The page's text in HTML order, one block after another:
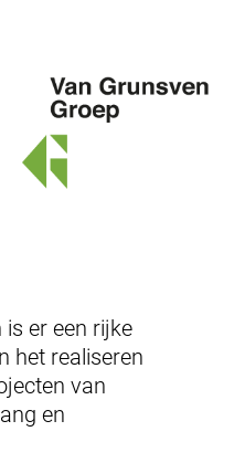
is er een rijke
het realiseren
van
en